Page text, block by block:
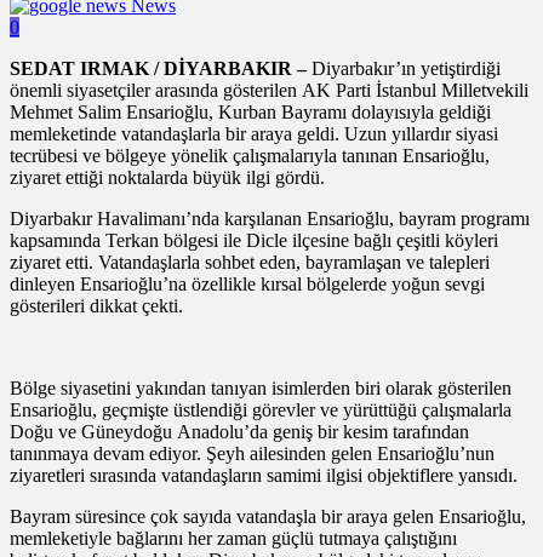
News
0
SEDAT IRMAK / DİYARBAKIR –Diyarbakır’ın yetiştirdiği
önemli siyasetçiler arasında gösterilen AK Parti İstanbul Milletvekili
Mehmet Salim Ensarioğlu, Kurban Bayramı dolayısıyla geldiği
memleketinde vatandaşlarla bir araya geldi. Uzun yıllardır siyasi
tecrübesi ve bölgeye yönelik çalışmalarıyla tanınan Ensarioğlu,
ziyaret ettiği noktalarda büyük ilgi gördü.
Diyarbakır Havalimanı’nda karşılanan Ensarioğlu, bayram programı
kapsamında Terkan bölgesi ile Dicle ilçesine bağlı çeşitli köyleri
ziyaret etti. Vatandaşlarla sohbet eden, bayramlaşan ve talepleri
dinleyen Ensarioğlu’na özellikle kırsal bölgelerde yoğun sevgi
gösterileri dikkat çekti.
Bölge siyasetini yakından tanıyan isimlerden biri olarak gösterilen
Ensarioğlu, geçmişte üstlendiği görevler ve yürüttüğü çalışmalarla
Doğu ve Güneydoğu Anadolu’da geniş bir kesim tarafından
tanınmaya devam ediyor. Şeyh ailesinden gelen Ensarioğlu’nun
ziyaretleri sırasında vatandaşların samimi ilgisi objektiflere yansıdı.
Bayram süresince çok sayıda vatandaşla bir araya gelen Ensarioğlu,
memleketiyle bağlarını her zaman güçlü tutmaya çalıştığını